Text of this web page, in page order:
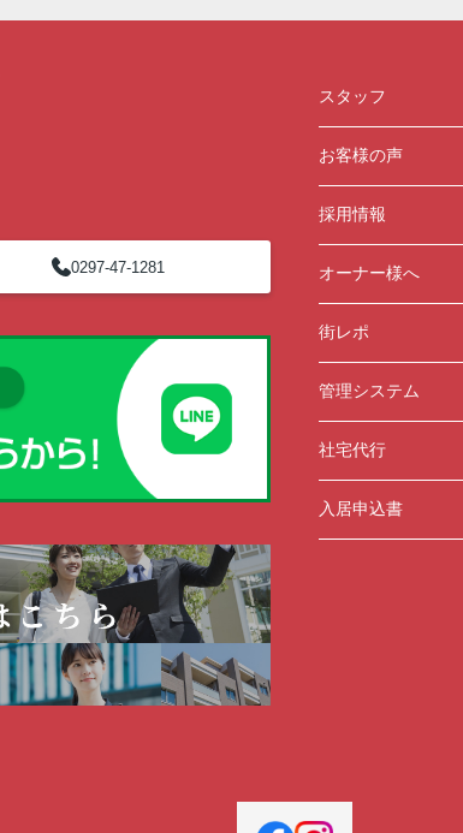
0297-47-1281
スタッフ
お客様の声
採用情報
オーナー様へ
街レポ
管理システム
社宅代行
入居申込書